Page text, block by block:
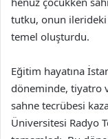
tutku, onun
temel oluşturdu.
Eğitim hayatına
döneminde, tiyatro
sahne tecrübesi
Üniversitesi Radyo